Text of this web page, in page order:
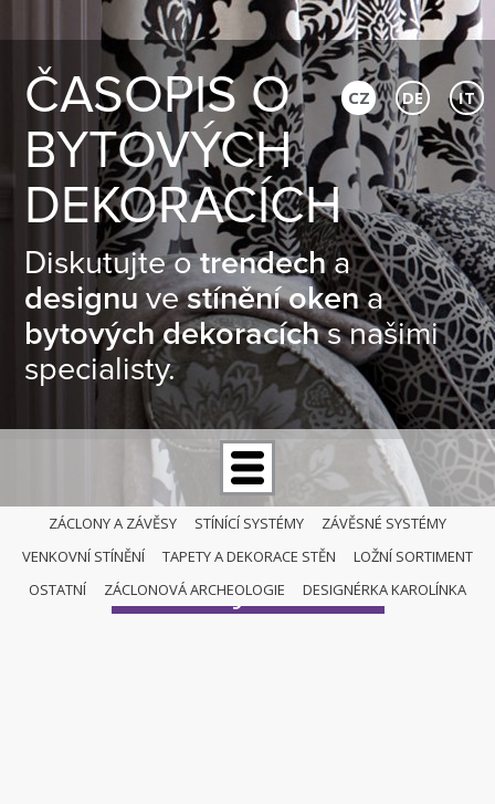
ČASOPIS O
BYTOVÝCH
DEKORACÍCH
Diskutujte otrendecha
designuvestínění okena
bytových dekoracíchs našimi
specialisty.
CZ DE IT
ZÁCLONY A ZÁVĚSY STÍNÍCÍ SYSTÉMY
ZÁVĚSNÉ SYSTÉMY
VENKOVNÍ STÍNĚNÍ
TAPETY A DEKORACE STĚN
LOŽNÍ SORTIMENT
OSTATNÍ
ZÁCLONOVÁ ARCHEOLOGIE DESIGNÉRKA KAROLÍNKA
KOLEJNIČKY